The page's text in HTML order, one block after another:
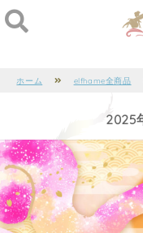
ホーム elfhame全商品
2025